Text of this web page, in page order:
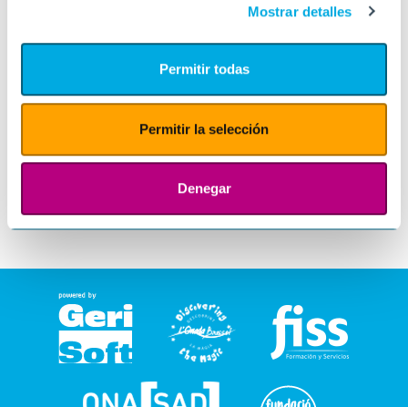
Mostrar detalles
Permitir todas
Permitir la selección
Denegar